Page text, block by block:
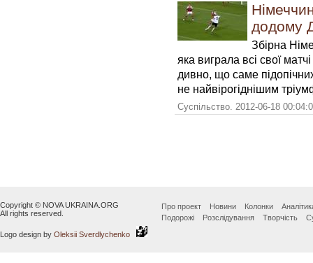
додому
Збірна
яка виграла всі свої
дивно, що саме
не найвірогіднішим
Суспільство. 2012-06-18
Copyright © NOVA UKRAINA.ORG
All rights reserved.
Logo design by Oleksii Sverdlychenko
Про проект Новини Колонки
Подорожі
Розслідування Творчість